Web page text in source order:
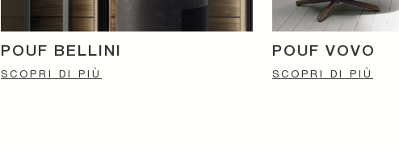
POUF BELLINI
SCOPRI DI PIÙ
POUF VOVO
SCOPRI DI PIÙ